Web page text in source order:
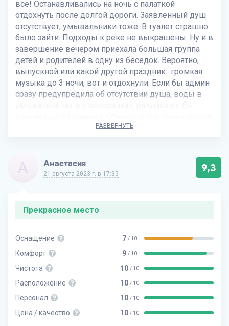
все! Останавливались на ночь с палаткой
отдохнуть после долгой дороги. Заявленный душ
отсутствует, умывальники тоже. В туалет страшно
было зайти. Подходы к реке не выкрашены. Ну и в
завершение вечером приехала большая группа
детей и родителей в одну из беседок. Вероятно,
выпускной или какой другой праздник.. громкая
музыка до 3 ночи, вот и отдохнули. Если бы админ
сразу предупредила об отсутствии душа, воды в
умывальниках и о вечеринках, разумеется бы
есть ограничения по времени, после 23 00 тишина.
НЕ ПОНРАВИЛОСЬ:
Красивая зона, где находятся источники, купель,
РАЗВЕРНУТЬ
А Анастасия
21 августа 2023 г. в 17:35 9,3
Прекрасное место
Оснащение 7 / 10
Комфорт 9 / 10
Чистота 10 / 10
Расположение 10 / 10
Персонал 10 / 10
Цена / качество 10 / 10